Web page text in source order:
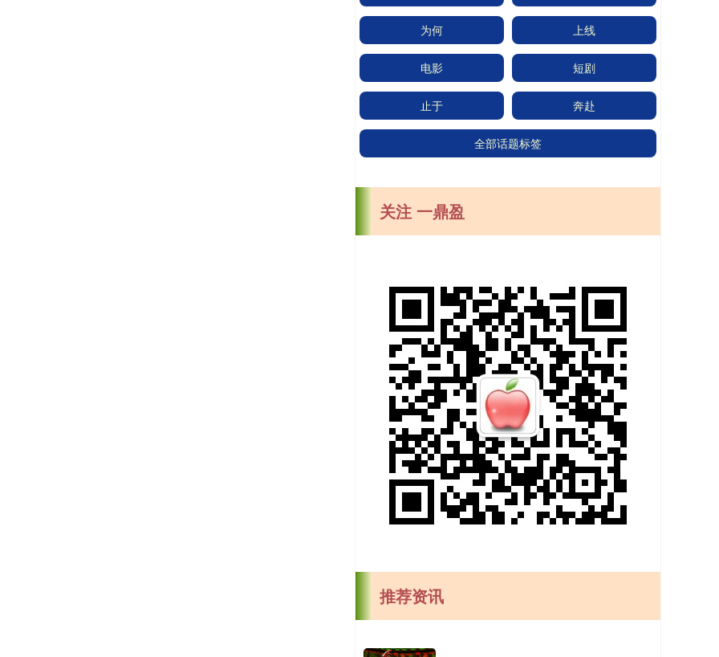
为何 上线
电影 短剧
止于 奔赴
全部话题标签
关注 一鼎盈
推荐资讯